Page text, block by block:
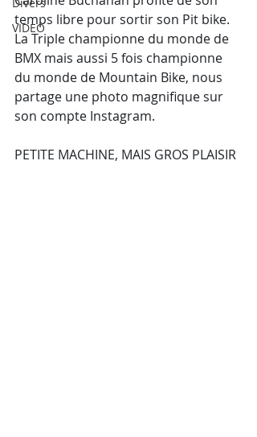
VIDEO
temps libre pour sortir son Pit bike.
La Triple championne du monde de
BMX mais aussi 5 fois championne
du monde de Mountain Bike, nous
partage une photo magnifique sur
son compte Instagram.
PETITE MACHINE, MAIS GROS PLAISIR